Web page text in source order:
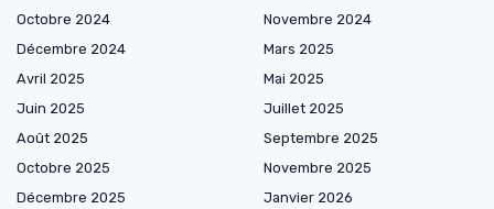
Octobre 2024
Novembre 2024
Décembre 2024
Mars 2025
Avril 2025
Mai 2025
Juin 2025
Juillet 2025
Août 2025
Septembre 2025
Octobre 2025
Novembre 2025
Décembre 2025
Janvier 2026